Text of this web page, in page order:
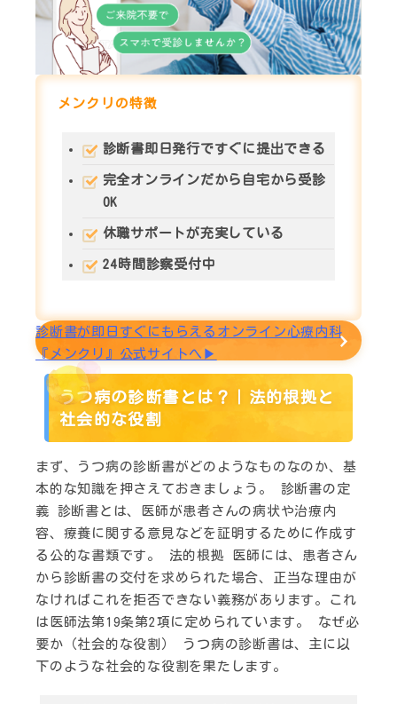
メンクリの特徴
診断書即日発行ですぐに提出できる
完全オンラインだから自宅から受診
OK
休職サポートが充実している
24時間診察受付中
診断書が即日すぐにもらえるオンライン心療内科
『メンクリ』公式サイトへ▶︎
うつ病の診断書とは？｜法的根拠と
社会的な役割
まず、うつ病の診断書がどのようなものなのか、基
本的な知識を押さえておきましょう。 診断書の定
義 診断書とは、医師が患者さんの病状や治療内
容、療養に関する意見などを証明するために作成す
る公的な書類です。 法的根拠 医師には、患者さん
から診断書の交付を求められた場合、正当な理由が
なければこれを拒否できない義務があります。これ
は医師法第19条第2項に定められています。 なぜ必
要か（社会的な役割）
うつ病の診断書は、主に以
下のような社会的な役割を果たします。